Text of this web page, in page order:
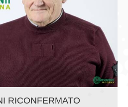
RICONFERMATO